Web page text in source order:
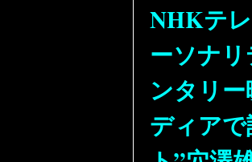
NHKテ
ーソナ
ンタリ
ディア